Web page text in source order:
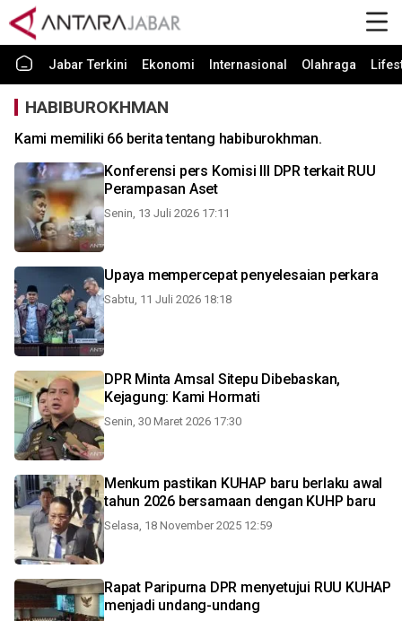
Jabar Terkini Ekonomi Internasional Olahraga
HABIBUROKHMAN
Kami memiliki 66 berita tentang habiburokhman.
Konferensi pers Komisi III DPR terkait RUU
Perampasan Aset
Senin, 13 Juli 2026 17:11
Upaya mempercepat penyelesaian perkara
Sabtu, 11 Juli 2026 18:18
DPR Minta Amsal Sitepu Dibebaskan,
Kejagung: Kami Hormati
Senin, 30 Maret 2026 17:30
Menkum pastikan KUHAP baru berlaku awal
tahun 2026 bersamaan dengan KUHP baru
Selasa, 18 November 2025 12:59
Rapat Paripurna DPR menyetujui RUU KUHAP
menjadi undang-undang